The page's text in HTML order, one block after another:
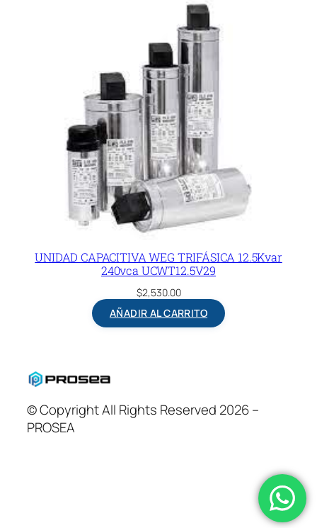
UNIDAD CAPACITIVA WEG TRIFÁSICA 12.5Kvar
240vca UCWT12.5V29
$2,530.00
AÑADIR AL CARRITO
© Copyright All Rights Reserved 2026 –
PROSEA